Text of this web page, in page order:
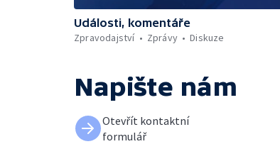
Události, komentáře
Zpravodajství
Zprávy Diskuze
Napište nám
Otevřít kontaktní
formulář